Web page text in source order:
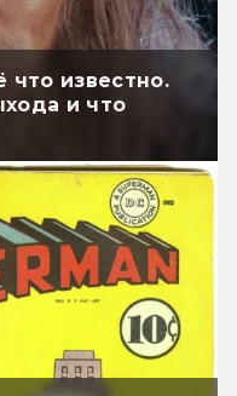
что известно.
и что